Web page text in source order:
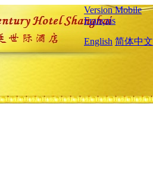
Version Mobile
Français
English 简体中文